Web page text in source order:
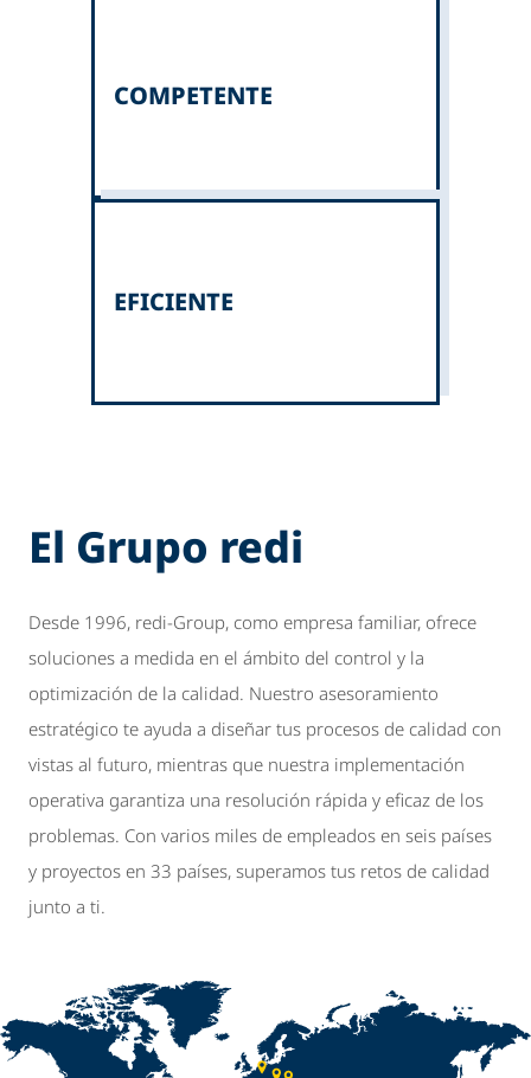
COMPETENTE
EFICIENTE
El Grupo redi
Desde 1996, redi-Group, como empresa familiar, ofrece
soluciones a medida en el ámbito del control y la
optimización de la calidad. Nuestro asesoramiento
estratégico te ayuda a diseñar tus procesos de calidad con
vistas al futuro, mientras que nuestra implementación
operativa garantiza una resolución rápida y eficaz de los
problemas. Con varios miles de empleados en seis países
y proyectos en 33 países, superamos tus retos de calidad
junto a ti.